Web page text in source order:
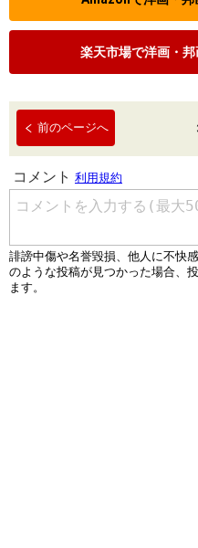
楽天市場で洋画・邦
前のページへ